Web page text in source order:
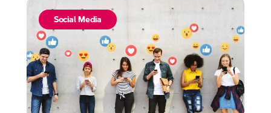
Social Media